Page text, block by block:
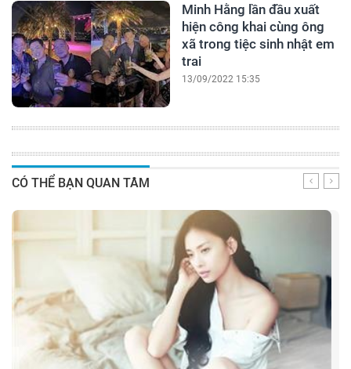
Minh Hằng lần đầu xuất
hiện công khai cùng ông
xã trong tiệc sinh nhật em
trai
13/09/2022 15:35
CÓ THỂ BẠN QUAN TÂM